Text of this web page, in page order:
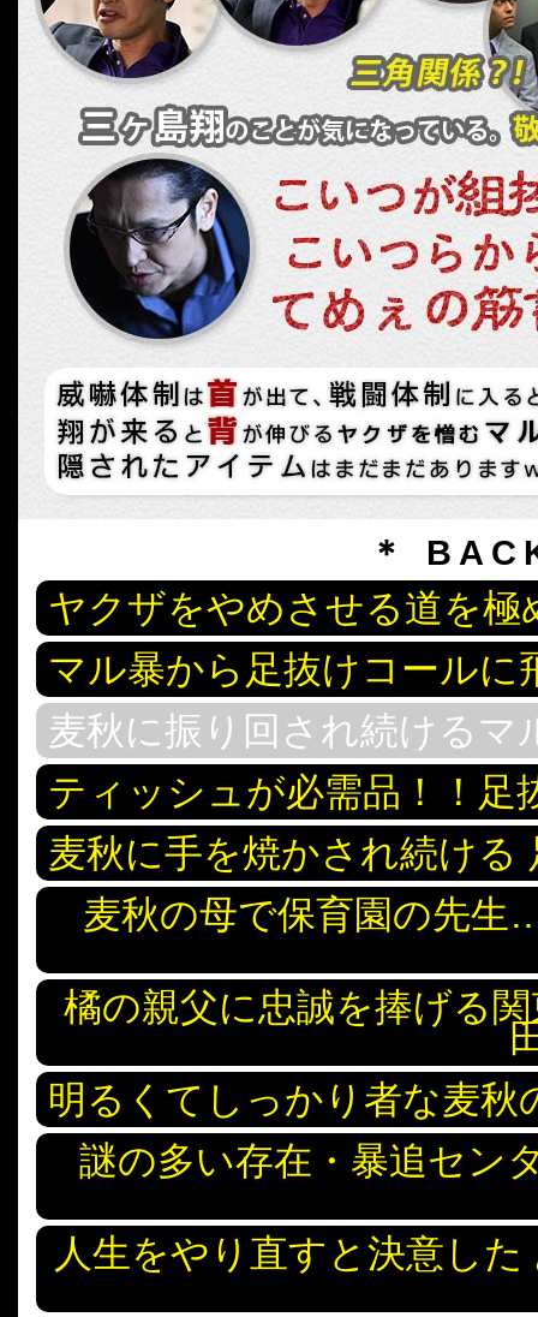
＊
ヤクザをやめさせる道を極
マル暴から足抜けコール
麦秋に振り回され続けるマ
ティッシュが必需品！！足
麦秋に手を焼かされ続ける
麦秋の母で保育園の先生
橘の親父に忠誠を捧げる
明るくてしっかり者な麦秋
謎の多い存在・暴追セン
人生をやり直すと決意し